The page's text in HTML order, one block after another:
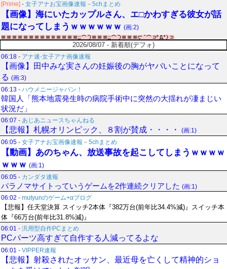
[Prime] - 女子アナお宝画像速報－5chまとめ
【画像】海にいたカップルさん、エ□かわすぎる彼女が話
題になってしまうｗｗｗｗｗｗ (画:2)
2026/08/07 - 新着順(デフォ)
06:18 - アナ速‐女子アナ画像速報
【画像】田中みな実さんの妊娠後の胸がヤバいことになって
る (画:3)
06:13 - ハウメニージャパン！
韓国人「熊本地震発生時の病院手術中に突然の大揺れが凄まじい
状況だ」
06:07 - あじあニュースちゃんねる
【悲報】札幌オリンピック、８割が賛成・・・・
(画:1)
06:05 - 女子アナお宝画像速報－5chまとめ
【動画】あのちゃん、放送事故を起こしてしまうｗｗｗｗ
ｗｗｗ (画:1)
06:05 - カンダタ速報
パラノマサイトっていうゲームを2作連続クリアした (画:1)
06:02 - mutyunのゲーム+αブログ
【悲報】任天堂決算 スイッチ2本体『382万台(前年比34.4%減)』スイッチ本
体『66万台(前年比31.8%減)』
06:01 - 汎用型自作PCまとめ
PCパーツ高すぎて自作する人減ってるよな
06:01 - VIPPER速報
【悲報】射殺されたオッサン、最近母を亡くして精神的ショ